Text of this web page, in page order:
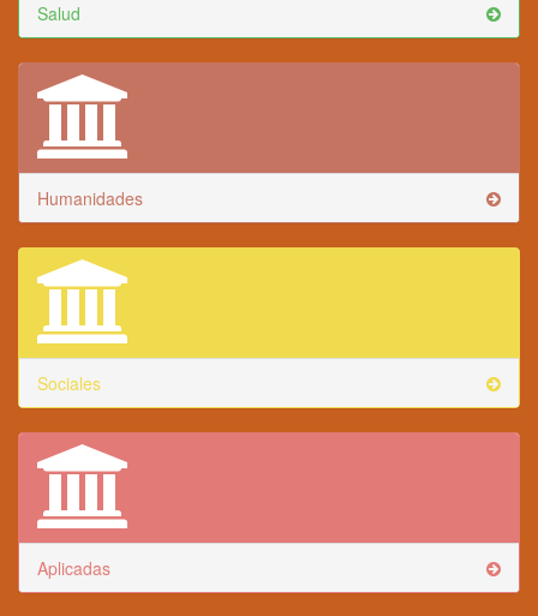
Salud
Humanidades
Sociales
Aplicadas